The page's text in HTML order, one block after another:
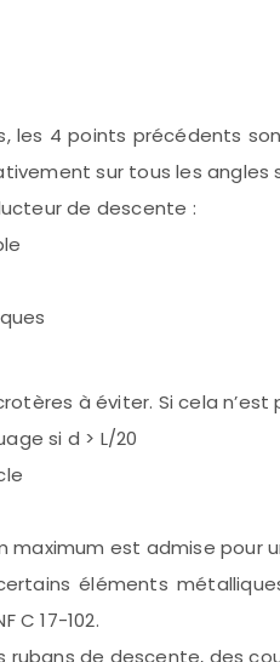
les 4 points précédents
sur tous les angles
de descente :
à éviter. Si cela
si d > L/20
maximum est admise pour
éléments
C 17-102.
rubans de descente, des